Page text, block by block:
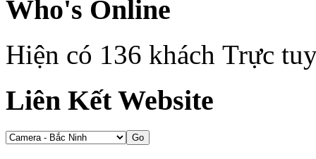
Who's Online
Hiện có 136 khách Trực
Liên Kết Website